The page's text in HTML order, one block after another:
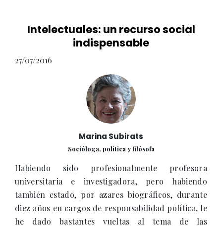
Intelectuales: un recurso social
indispensable
27/07/2016
Marina Subirats
Socióloga, política y filósofa
Habiendo sido profesionalmente profesora
universitaria e investigadora, pero habiendo
también estado, por azares biográficos, durante
diez años en cargos de responsabilidad política, le
he dado bastantes vueltas al tema de las